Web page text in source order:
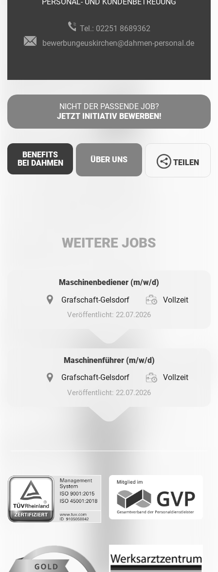
PERSONAL- UND KUNDENBETREUUNG
Tel.: 02251 8689362
bewerbungeuskirchen@dahmen-personal.de
NICHT DER PASSENDE JOB?
JETZT INITIATIV BEWERBEN!
BENEFITS
BEI DAHMEN
ÜBER UNS TEILEN
WEITERE JOBS
Maschinenbediener (m/w/d)
Grafschaft-Gelsdorf
Vollzeit
Veröffentlicht: 22.07.2026
Maschinenführer (m/w/d)
Grafschaft-Gelsdorf
Vollzeit
Veröffentlicht: 22.07.2026